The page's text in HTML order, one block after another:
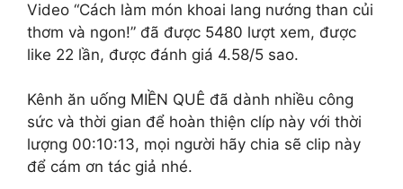
Video “Cách làm món khoai lang nướng than củi
thơm và ngon!” đã được 5480 lượt xem, được
like 22 lần, được đánh giá 4.58/5 sao.
Kênh ăn uống MIỀN QUÊ đã dành nhiều công
sức và thời gian để hoàn thiện clíp này với thời
lượng 00:10:13, mọi người hãy chia sẽ clip này
để cám ơn tác giả nhé.